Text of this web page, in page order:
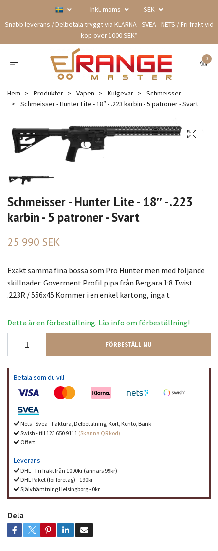
Inkl. moms
SEK
Snabb leverans / Delbetala tryggt via KLARNA - SVEA - NETS / Fri frakt vid
köp över 1000 SEK*
0
Hem Produkter Vapen Kulgevär
Schmeisser
Schmeisser - Hunter Lite - 18″ - .223 karbin - 5 patroner - Svart
Schmeisser - Hunter Lite - 18″ - .223
karbin - 5 patroner - Svart
25 990 SEK
Exakt samma fina bössa som Pro Hunter men med följande
skillnader: Goverment Profil pipa från Bergara 1:8 Twist
.223R / 556x45 Kommer i en enkel kartong, inga t
Detta är en förbeställning. Läs info om förbeställning!
FÖRBESTÄLL NU
Betala som du vill
Nets - Svea - Faktura, Delbetalning, Kort, Konto, Bank
Swish - till 123 650 9111 (Skanna QR kod)
Offert
Leverans
DHL - Fri frakt från 1000kr (annars 99kr)
DHL Paket (för företag) - 190kr
Självhämtning Helsingborg - 0kr
Dela